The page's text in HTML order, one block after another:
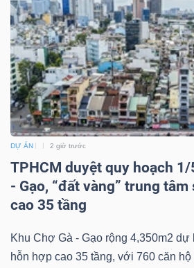
DỰ ÁN 2 giờ trước
TPHCM duyệt quy hoạch 1/
- Gạo, “đất vàng” trung
cao 35 tầng
Khu Chợ Gà - Gạo rộng 4,350m2
hỗn hợp cao 35 tầng, với 760 căn
DỊCH
VỤ
TRUYỀN
THÔNG
TIỆN
ÍCH